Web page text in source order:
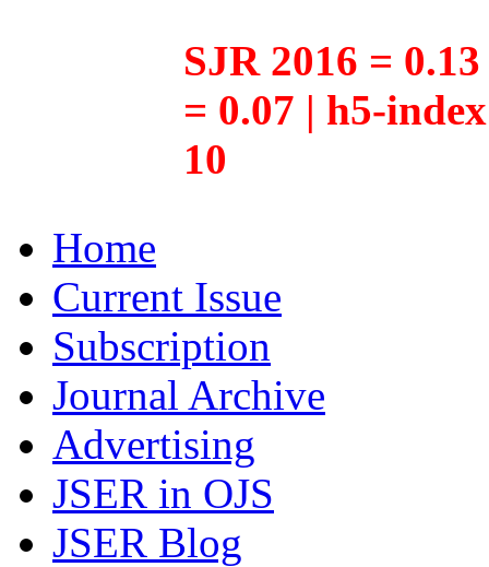
SJR 2016 =
= 0.07 | h5-
10
Home
Current Issue
Subscription
Journal Archive
Advertising
JSER in OJS
JSER Blog